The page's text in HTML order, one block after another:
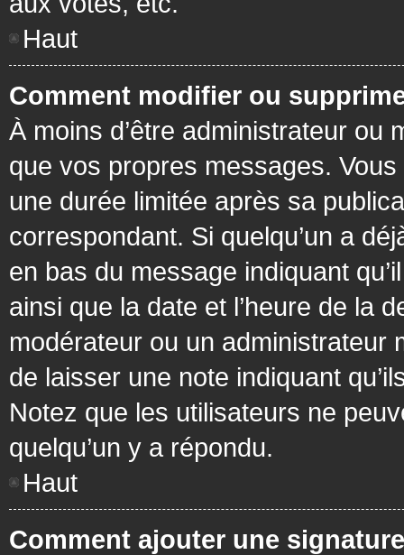
Haut
Comment modifier ou
À moins d’être administrateur ou
que vos propres messages.
une durée limitée après sa
correspondant. Si quelqu’un a
en bas du message indiquant
ainsi que la date et l’heure de la
modérateur ou un administrateur
de laisser une note indiquant
Notez que les utilisateurs ne
quelqu’un y a répondu.
Haut
Comment ajouter une